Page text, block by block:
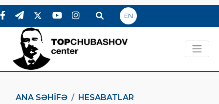
EN
ANA SƏHIFƏ
HESABATLAR